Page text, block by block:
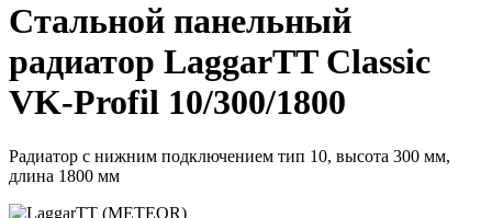
Стальной панельный
радиатор LaggarTT Classic
VK-Profil 10/300/1800
Радиатор с нижним подключением тип 10, высота 300 мм,
длина 1800 мм